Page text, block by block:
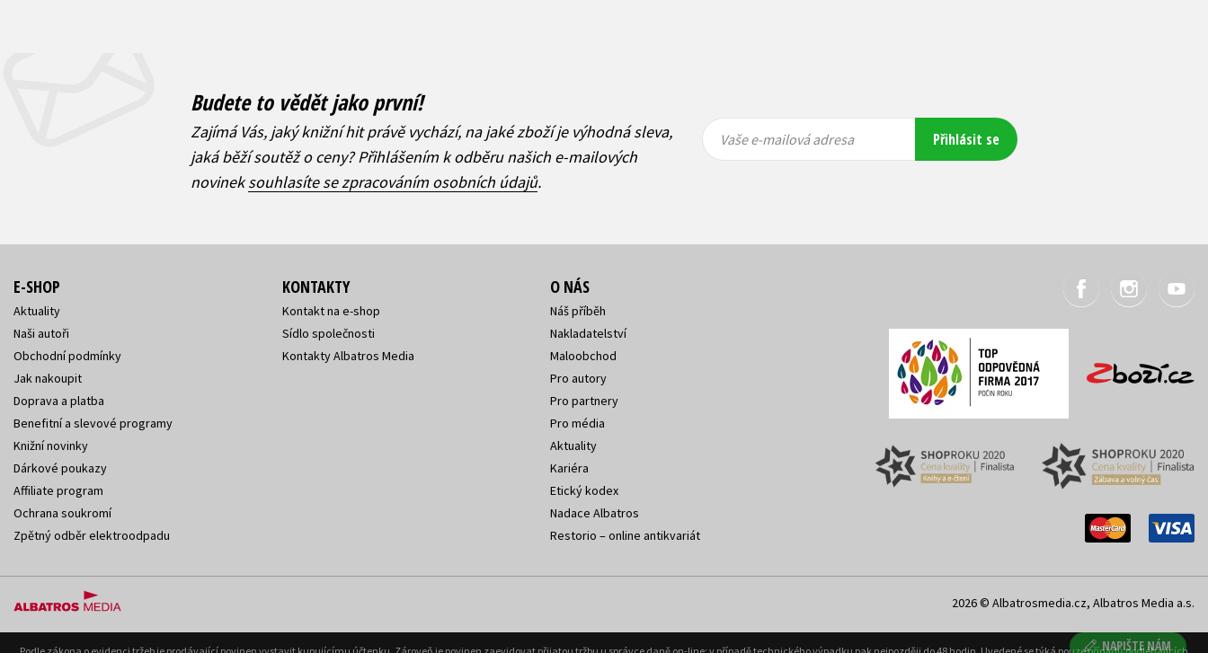
NAPIŠTE NÁM
Budete to vědět jako první!
Zajímá Vás, jaký knižní hit právě vychází, na jaké zboží je výhodná sleva,
jaká běží soutěž o ceny? Přihlášením k odběru našich e-mailových
novineksouhlasíte se zpracováním osobních údajů.
mailová
mailová
Vaše e-mailová adresa Přihlásit se
E-SHOP
Aktuality
Naši autoři
Obchodní podmínky
Jak nakoupit
Doprava a platba
Benefitní a slevové programy
Knižní novinky
Dárkové poukazy
Affiliate program
Ochrana soukromí
Zpětný odběr elektroodpadu
KONTAKTY
Kontakt na e-shop
Sídlo společnosti
Kontakty Albatros Media
O NÁS
Náš příběh
Nakladatelství
Maloobchod
Pro autory
Pro partnery
Pro média
Aktuality
Kariéra
Etický kodex
Nadace Albatros
Restorio – online antikvariát
2026 © Albatrosmedia.cz, Albatros Media a.s.